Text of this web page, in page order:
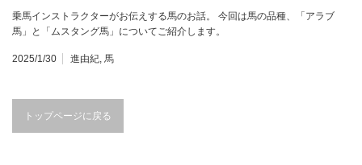
乗馬インストラクターがお伝えする馬のお話。 今回は馬の品種、「アラブ
馬」と「ムスタング馬」についてご紹介します。
2025/1/30 進由紀, 馬
トップページに戻る